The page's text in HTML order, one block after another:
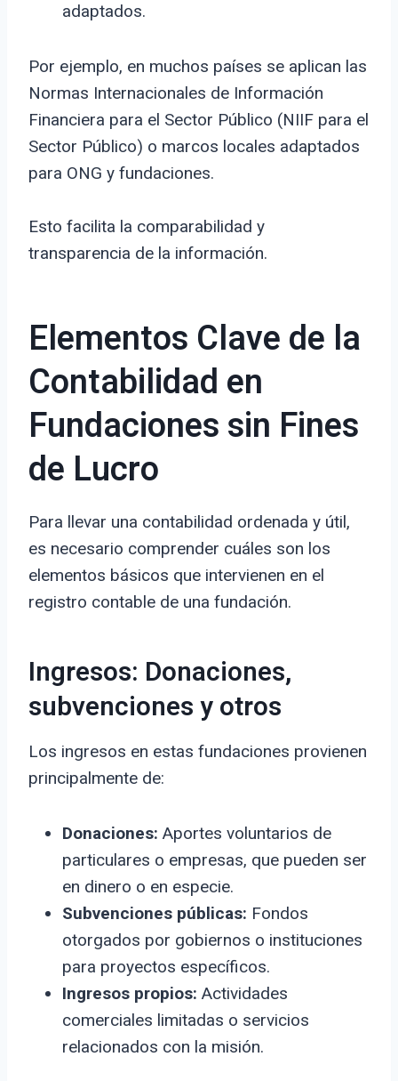
adaptados.
Por ejemplo, en muchos países se aplican las
Normas Internacionales de Información
Financiera para el Sector Público (NIIF para el
Sector Público) o marcos locales adaptados
para ONG y fundaciones.
Esto facilita la comparabilidad y
transparencia de la información.
Elementos Clave de la
Contabilidad en
Fundaciones sin Fines
de Lucro
Para llevar una contabilidad ordenada y útil,
es necesario comprender cuáles son los
elementos básicos que intervienen en el
registro contable de una fundación.
Ingresos: Donaciones,
subvenciones y otros
Los ingresos en estas fundaciones provienen
principalmente de:
Donaciones: Aportes voluntarios de
particulares o empresas, que pueden ser
en dinero o en especie.
Subvenciones públicas: Fondos
otorgados por gobiernos o instituciones
para proyectos específicos.
Ingresos propios: Actividades
comerciales limitadas o servicios
relacionados con la misión.